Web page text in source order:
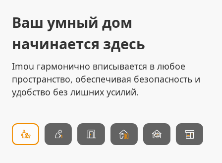
Ваш умный дом
начинается здесь
Imou гармонично вписывается в любое
пространство, обеспечивая безопасность и
удобство без лишних усилий.